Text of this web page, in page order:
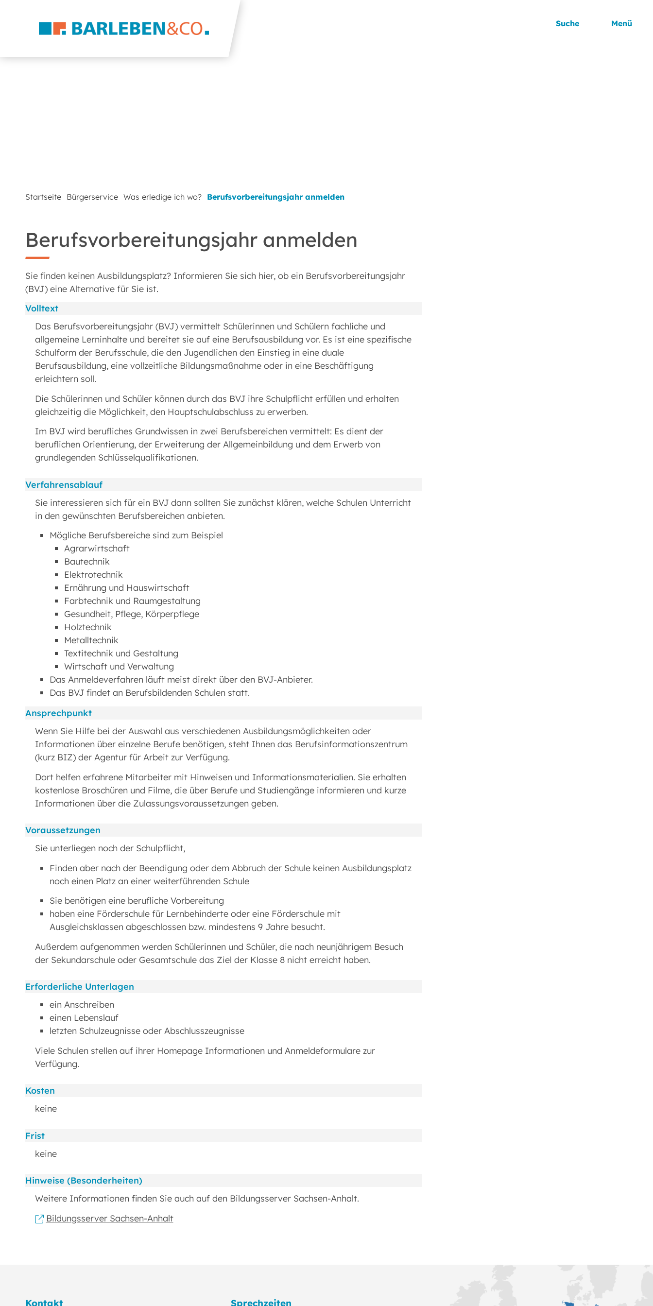
Suche Menü
Startseite Bürgerservice Was erledige ich wo? Berufsvorbereitungsjahr anmelden
Berufsvorbereitungsjahr anmelden
Sie finden keinen Ausbildungsplatz? Informieren Sie sich hier, ob ein Berufsvorbereitungsjahr
(BVJ) eine Alternative für Sie ist.
Volltext
Das Berufsvorbereitungsjahr (BVJ) vermittelt Schülerinnen und Schülern fachliche und
allgemeine Lerninhalte und bereitet sie auf eine Berufsausbildung vor. Es ist eine spezifische
Schulform der Berufsschule, die den Jugendlichen den Einstieg in eine duale
Berufsausbildung, eine vollzeitliche Bildungsmaßnahme oder in eine Beschäftigung
erleichtern soll.
Die Schülerinnen und Schüler können durch das BVJ ihre Schulpflicht erfüllen und erhalten
gleichzeitig die Möglichkeit, den Hauptschulabschluss zu erwerben.
Im BVJ wird berufliches Grundwissen in zwei Berufsbereichen vermittelt: Es dient der
beruflichen Orientierung, der Erweiterung der Allgemeinbildung und dem Erwerb von
grundlegenden Schlüsselqualifikationen.
Verfahrensablauf
Sie interessieren sich für ein BVJ dann sollten Sie zunächst klären, welche Schulen Unterricht
in den gewünschten Berufsbereichen anbieten.
Mögliche Berufsbereiche sind zum Beispiel
Agrarwirtschaft
Bautechnik
Elektrotechnik
Ernährung und Hauswirtschaft
Farbtechnik und Raumgestaltung
Gesundheit, Pflege, Körperpflege
Holztechnik
Metalltechnik
Textitechnik und Gestaltung
Wirtschaft und Verwaltung
Das Anmeldeverfahren läuft meist direkt über den BVJ-Anbieter.
Das BVJ findet an Berufsbildenden Schulen statt.
Ansprechpunkt
Wenn Sie Hilfe bei der Auswahl aus verschiedenen Ausbildungsmöglichkeiten oder
Informationen über einzelne Berufe benötigen, steht Ihnen das Berufsinformationszentrum
(kurz BIZ) der Agentur für Arbeit zur Verfügung.
Dort helfen erfahrene Mitarbeiter mit Hinweisen und Informationsmaterialien. Sie erhalten
kostenlose Broschüren und Filme, die über Berufe und Studiengänge informieren und kurze
Informationen über die Zulassungsvoraussetzungen geben.
Voraussetzungen
Sie unterliegen noch der Schulpflicht,
Finden aber nach der Beendigung oder dem Abbruch der Schule keinen Ausbildungsplatz
noch einen Platz an einer weiterführenden Schule
Sie benötigen eine berufliche Vorbereitung
haben eine Förderschule für Lernbehinderte oder eine Förderschule mit
Ausgleichsklassen abgeschlossen bzw. mindestens 9 Jahre besucht.
Außerdem aufgenommen werden Schülerinnen und Schüler, die nach neunjährigem Besuch
der Sekundarschule oder Gesamtschule das Ziel der Klasse 8 nicht erreicht haben.
Erforderliche Unterlagen
ein Anschreiben
einen Lebenslauf
letzten Schulzeugnisse oder Abschlusszeugnisse
Viele Schulen stellen auf ihrer Homepage Informationen und Anmeldeformulare zur
Verfügung.
Kosten
keine
Frist
keine
Hinweise (Besonderheiten)
Weitere Informationen finden Sie auch auf den Bildungsserver Sachsen-Anhalt.
Bildungsserver Sachsen-Anhalt
Kontakt Sprechzeiten